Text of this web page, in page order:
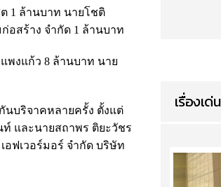
1 ล้านบาท นายโชติ
สร้าง จำกัด 1 ล้านบาท
พงแก้ว 8 ล้านบาท นาย
นบริจาคหลายครั้ง ตั้งแต่
และนายสถาพร ติยะวัชร
อฟเวอร์มอร์ จำกัด บริษัท
เรื่องเด่น